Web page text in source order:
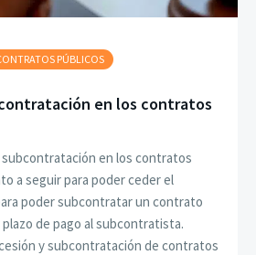
PÚBLICOS
en los contratos
subcontratación en los contratos
a seguir para poder ceder el
poder subcontratar un contrato
de pago al subcontratista.
y subcontratación de contratos